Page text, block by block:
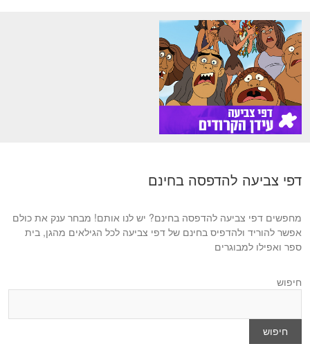
דפי צביעה להדפסה בחינם
מחפשים דפי צביעה להדפסה בחינם? יש לנו אותם! מבחר ענק את כולם
אפשר להוריד ולהדפיס בחינם של דפי צביעה לכל הגילאים מהגן, בית
ספר ואפילו למבוגרים
חיפוש
חיפוש